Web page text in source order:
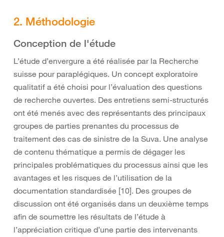
2. Méthodologie
Conception de l'étude
L’étude d’envergure a été réalisée par la Recherche
suisse pour paraplégiques. Un concept exploratoire
qualitatif a été choisi pour l’évaluation des questions
de recherche ouvertes. Des entretiens semi-structurés
ont été menés avec des représentants des principaux
groupes de parties prenantes du processus de
traitement des cas de sinistre de la Suva. Une analyse
de contenu thématique a permis de dégager les
principales problématiques du processus ainsi que les
avantages et les risques de l’utilisation de la
documentation standardisée [10]. Des groupes de
discussion ont été organisés dans un deuxième temps
afin de soumettre les résultats de l’étude à
l’appréciation critique d’une partie des intervenants